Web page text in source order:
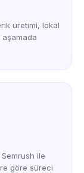
üretimi, lokal
aşamada
ile
göre süreci